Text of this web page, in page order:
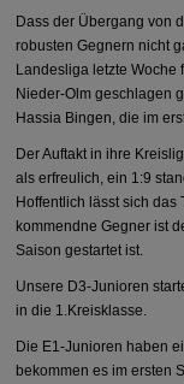
Dass der Übergang von
robusten Gegnern nicht
Landesliga letzte Woche
Nieder-Olm geschlagen
Hassia Bingen, die im
Der Auftakt in ihre
als erfreulich, ein 1:9
Hoffentlich lässt sich das
kommendne Gegner ist
Saison gestartet ist.
Unsere D3-Junioren
in die 1.Kreisklasse.
Die E1-Junioren haben
bekommen es im ersten